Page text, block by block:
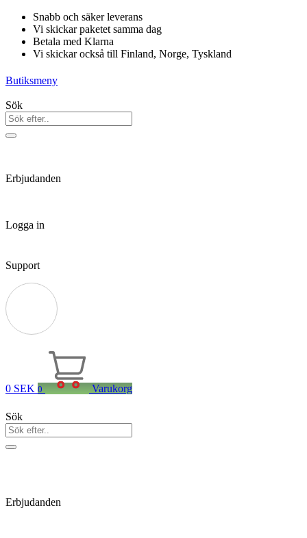
Hoppa
innehåll
Snabb och säker leverans
Vi skickar paketet samma dag
Betala med Klarna
Vi skickar också till Finland, Norge, Tyskland
Butiksmeny
Sök
Erbjudanden
Logga in
Support
0 SEK 0 Varukorg
Sök
Erbjudanden